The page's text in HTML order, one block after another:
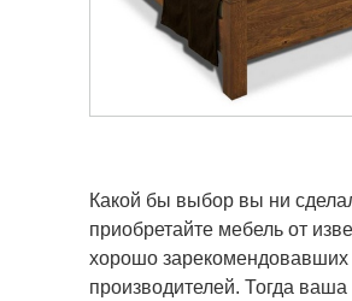
Какой бы выбор вы ни
приобретайте мебель от
хорошо зарекомендовавших
производителей. Тогда ваша